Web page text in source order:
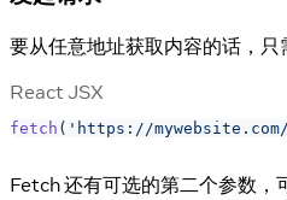
要从任意地址获取内容的话，
React JSX
fetch ( 'https://
Fetch 还有可选的第二个参数，